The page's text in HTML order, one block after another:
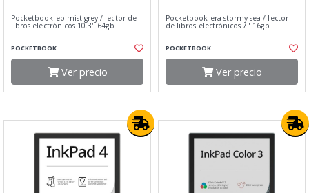
Pocketbook eo mist grey / lector de
libros electrónicos 10.3" 64gb
POCKETBOOK
Ver precio
Pocketbook era stormy sea / lector
de libros electrónicos 7" 16gb
POCKETBOOK
Ver precio